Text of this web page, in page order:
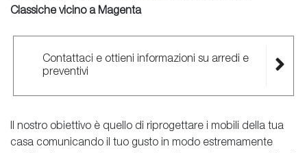
Classiche vicino a Magenta
Contattaci e ottieni informazioni su arredi e
preventivi
Il nostro obiettivo è quello di riprogettare i mobili della tua
casa comunicando il tuo gusto in modo estremamente